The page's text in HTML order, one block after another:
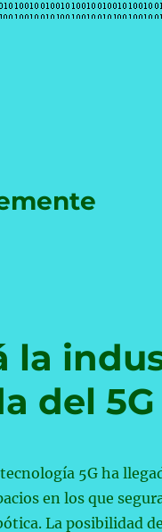
la
del 5G
5G ha
en los que
La posibilidad